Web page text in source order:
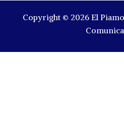
Copyright © 2026 El